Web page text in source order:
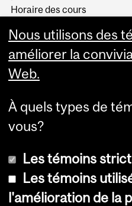
Horaire des cours
Services aux étudiants
Nous utilisons des
améliorer la
Web.
À quels types de
vous?
Les témoins
Les témoins
l'amélioration de la